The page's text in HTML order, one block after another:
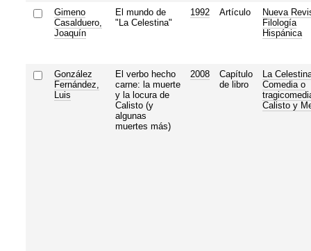
Gimeno
Casalduero,
Joaquín
El mundo de
"La Celestina"
1992 Artículo
Nueva
Filología
Hispánica
González
Fernández,
Luis
El verbo hecho
carne: la muerte
y la locura de
Calisto (y
algunas
muertes más)
2008
Capítulo
de libro
La
Comedia o
Calisto y